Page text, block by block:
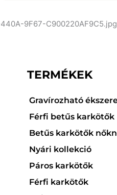
TERMÉKEK
Gravírozható
Férfi betűs karkötők
Betűs karkötők
Nyári kollekció
Páros karkötők
Férfi karkötők